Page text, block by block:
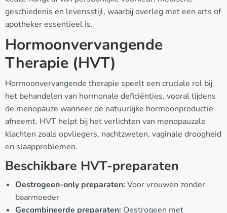
geschiedenis en levensstijl, waarbij overleg met een arts of
apotheker essentieel is.
Hormoonvervangende
Therapie (HVT)
Hormoonvervangende therapie speelt een cruciale rol bij
het behandelen van hormonale deficiënties, vooral tijdens
de menopauze wanneer de natuurlijke hormoonproductie
afneemt. HVT helpt bij het verlichten van menopauzale
klachten zoals opvliegers, nachtzweten, vaginale droogheid
en slaapproblemen.
Beschikbare HVT-preparaten
Oestrogeen-only preparaten: Voor vrouwen zonder
baarmoeder
Gecombineerde preparaten: Oestrogeen met